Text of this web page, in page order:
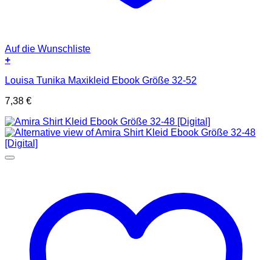
Auf die Wunschliste
+
Louisa Tunika Maxikleid Ebook Größe 32-52
7,38 €